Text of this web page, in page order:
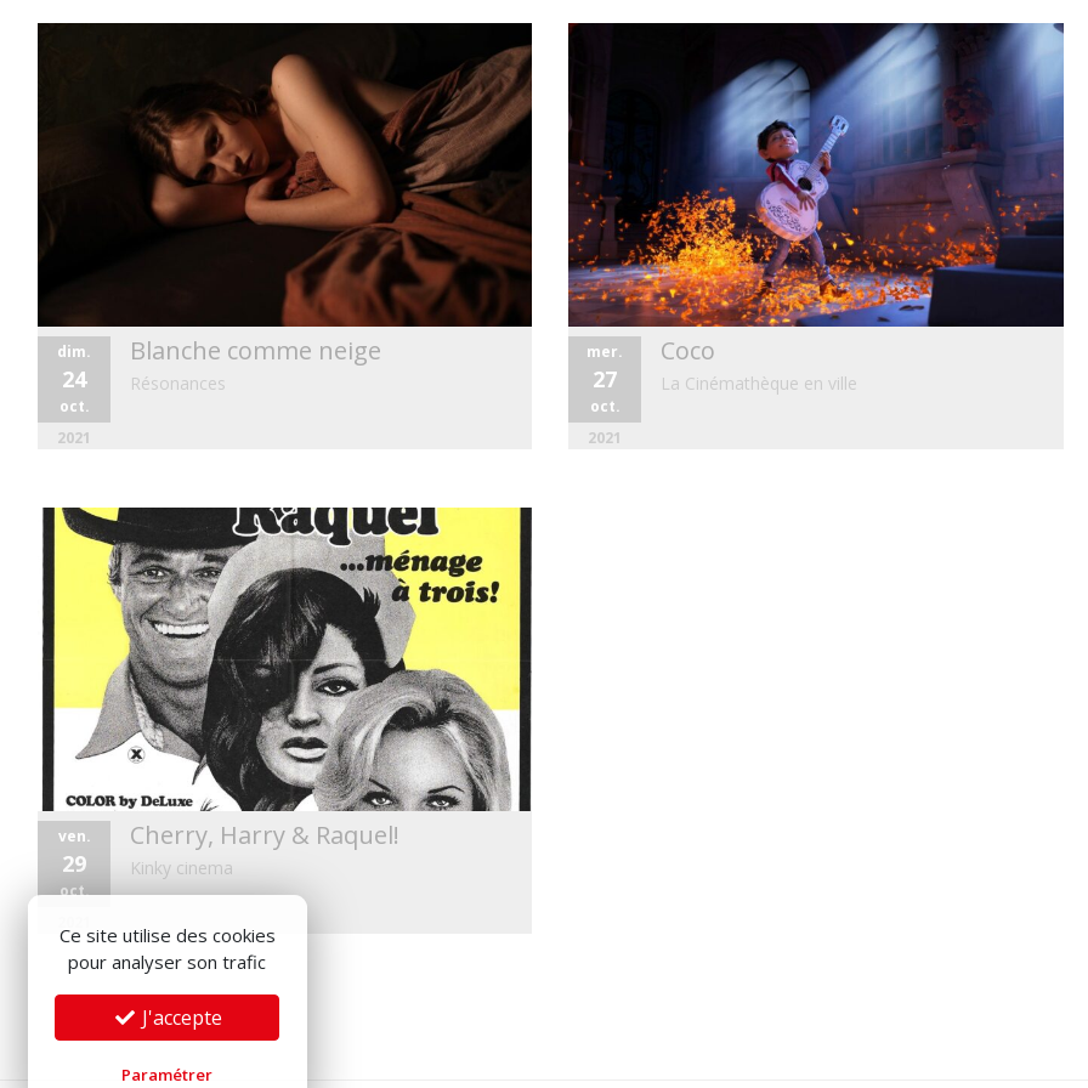
dim.
24
oct.
2021
Blanche comme neige
Résonances
mer.
27
oct.
2021
Coco
La Cinémathèque en ville
ven.
29
oct.
Cherry, Harry & Raquel!
Kinky cinema
Ce site utilise des cookies
pour analyser son trafic
J'accepte
Paramétrer